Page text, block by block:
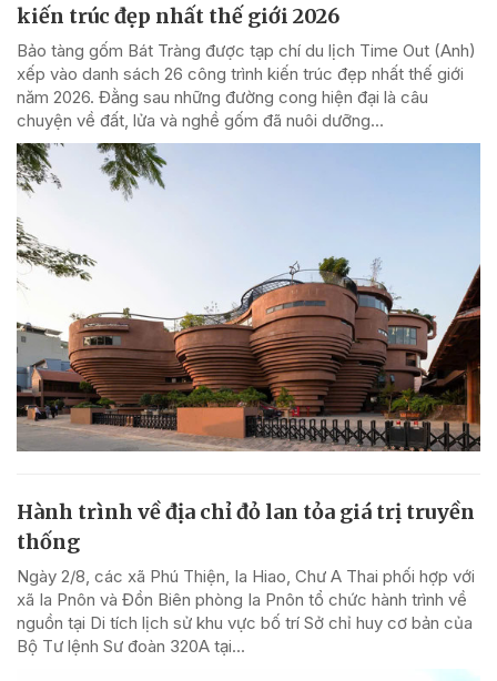
kiến trúc đẹp nhất thế giới 2026
Bảo tàng gốm Bát Tràng được tạp chí du lịch Time Out (Anh)
xếp vào danh sách 26 công trình kiến trúc đẹp nhất thế giới
năm 2026. Đằng sau những đường cong hiện đại là câu
chuyện về đất, lửa và nghề gốm đã nuôi dưỡng...
Hành trình về địa chỉ đỏ lan tỏa giá trị truyền
thống
Ngày 2/8, các xã Phú Thiện, Ia Hiao, Chư A Thai phối hợp với
xã Ia Pnôn và Đồn Biên phòng Ia Pnôn tổ chức hành trình về
nguồn tại Di tích lịch sử khu vực bố trí Sở chỉ huy cơ bản của
Bộ Tư lệnh Sư đoàn 320A tại...